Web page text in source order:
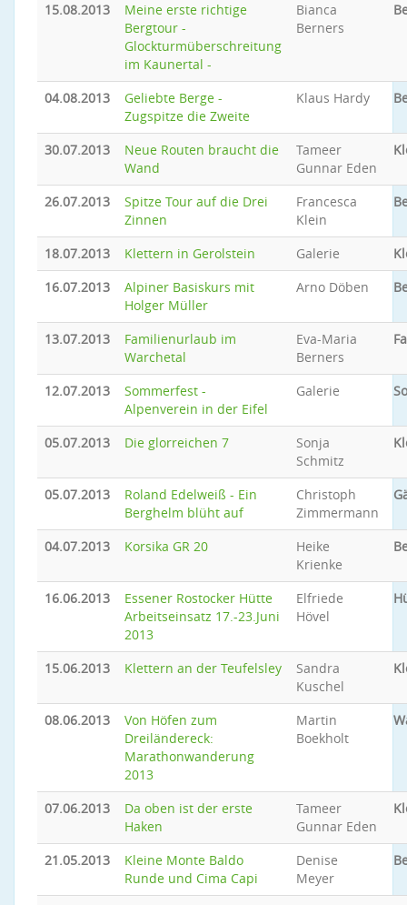
15.08.2013
Meine erste richtige
Bergtour -
Glockturmüberschreitung
im Kaunertal -
Bianca
Berners
04.08.2013
Geliebte Berge -
Zugspitze die Zweite
Klaus Hardy
30.07.2013
Neue Routen braucht die
Wand
Tameer
Gunnar Eden
26.07.2013
Spitze Tour auf die Drei
Zinnen
Francesca
Klein
18.07.2013 Klettern in Gerolstein Galerie
16.07.2013
Alpiner Basiskurs mit
Holger Müller
Arno Döben
13.07.2013
Familienurlaub im
Warchetal
Eva-Maria
Berners
12.07.2013
Sommerfest -
Alpenverein in der Eifel
Galerie
05.07.2013 Die glorreichen 7
Sonja
Schmitz
05.07.2013
Roland Edelweiß - Ein
Berghelm blüht auf
Christoph
Zimmermann
04.07.2013 Korsika GR 20
Heike
Krienke
16.06.2013
Essener Rostocker Hütte
Arbeitseinsatz 17.-23.Juni
2013
Elfriede
Hövel
15.06.2013 Klettern an der Teufelsley
Sandra
Kuschel
08.06.2013
Von Höfen zum
Dreiländereck:
Marathonwanderung
2013
Martin
Boekholt
07.06.2013
Da oben ist der erste
Haken
Tameer
Gunnar Eden
21.05.2013
Kleine Monte Baldo
Runde und Cima Capi
Denise
Meyer